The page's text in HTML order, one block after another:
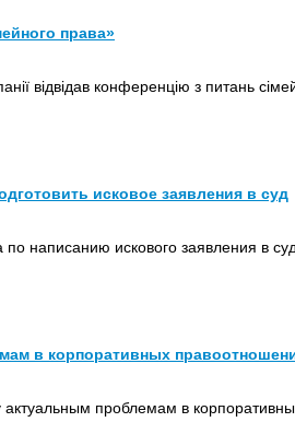
права»
відвідав конференцію з питань
исковое заявления в суд
по написанию искового заявления в
в корпоративных
проблемам в